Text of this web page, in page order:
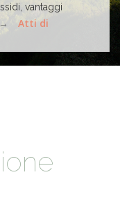
vantaggi
→
Atti di